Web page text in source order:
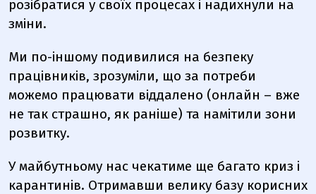
розібратися у своїх процесах і надихнули на
зміни.
Ми по-іншому подивилися на безпеку
працівників, зрозуміли, що за потреби
можемо працювати віддалено (онлайн – вже
не так страшно, як раніше) та намітили зони
розвитку.
У майбутньому нас чекатиме ще багато криз і
карантинів. Отримавши велику базу корисних